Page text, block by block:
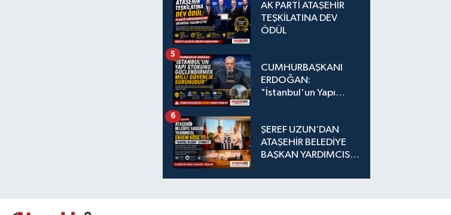
AK PARTİ ATAŞEHİR
TEŞKİLATINA DEV
ÖDÜL
CUMHURBAŞKANI
ERDOĞAN:
"İstanbul'un Yapı
Güvenlik Sorunudur"
5
ŞEREF UZUN’DAN
ATAŞEHİR BELEDİYE
BAŞKAN YARDIMCISI
"HAYIRLI OLSUN"
6